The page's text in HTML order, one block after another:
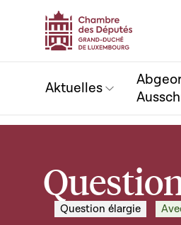
Aktuelles
Question élargie